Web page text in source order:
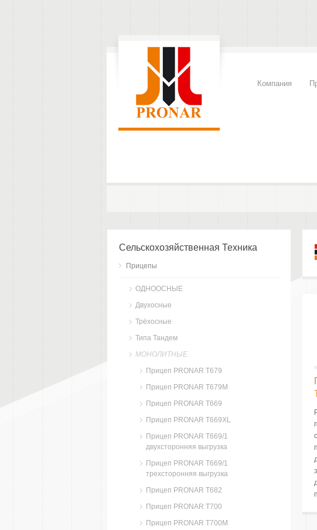
Компания
Сельскохозяйственная Техника
Прицепы
ОДНООСНЫЕ
Двухосные
Трёхосные
Типа Тандем
МОНОЛИТНЫЕ
Прицеп PRONAR T679
Прицеп PRONAR T679M
Прицеп PRONAR T669
Прицеп PRONAR T669XL
Прицеп PRONAR T669/1
двухсторонняя выгрузка
Прицеп PRONAR T669/1
трехсторонняя выгрузка
Прицеп PRONAR T682
Прицеп PRONAR T700
Прицеп PRONAR T700М